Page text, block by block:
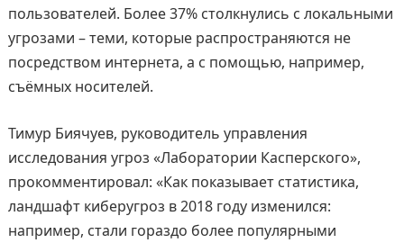
пользователей. Более 37% столкнулись с локальными
угрозами – теми, которые распространяются не
посредством интернета, а с помощью, например,
съёмных носителей.
Тимур Биячуев, руководитель управления
исследования угроз «Лаборатории Касперского»,
прокомментировал: «Как показывает статистика,
ландшафт киберугроз в 2018 году изменился:
например, стали гораздо более популярными